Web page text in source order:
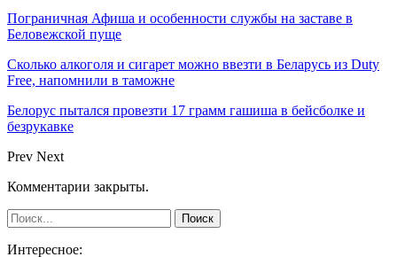
Пограничная Афиша и особенности службы на заставе в
Беловежской пуще
Сколько алкоголя и сигарет можно ввезти в Беларусь из Duty
Free, напомнили в таможне
Белорус пытался провезти 17 грамм гашиша в бейсболке и
безрукавке
Prev Next
Комментарии закрыты.
Интересное: